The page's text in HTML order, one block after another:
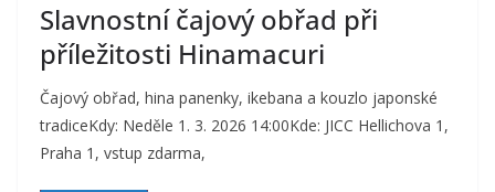
Slavnostní čajový obřad při
příležitosti Hinamacuri
Čajový obřad, hina panenky, ikebana a kouzlo japonské
tradiceKdy: Neděle 1. 3. 2026 14:00Kde: JICC Hellichova 1,
Praha 1, vstup zdarma,